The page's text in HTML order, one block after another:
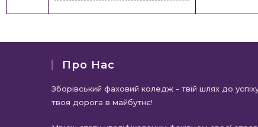
Про Нас
Зборівський фаховий коледж - твій шлях до
твоя дорога в майбутнє!